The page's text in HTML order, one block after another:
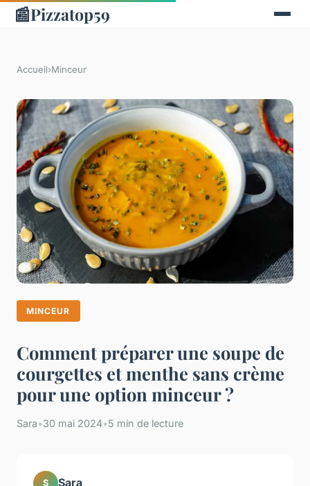
📰Pizzatop59
Accueil›Minceur
MINCEUR
Comment préparer une soupe de
courgettes et menthe sans crème
pour une option minceur ?
Sara•30 mai 2024•5 min de lecture
S Sara